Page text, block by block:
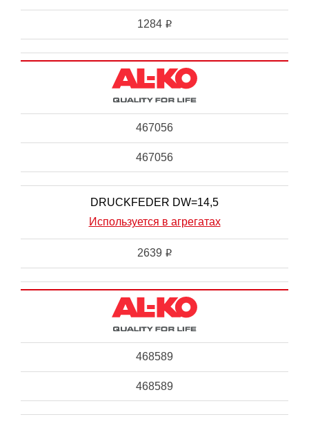
1284 i
467056
467056
DRUCKFEDER DW=14,5
Используется в агрегатах
2639 i
468589
468589